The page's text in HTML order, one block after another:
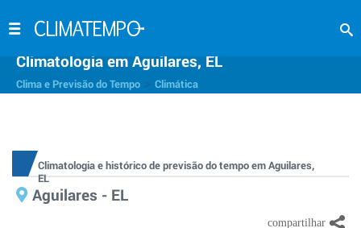
Climatologia em Aguilares, EL
Clima e Previsão do Tempo Climática
Climatologia e histórico de previsão do tempo em Aguilares,
EL
Aguilares - EL